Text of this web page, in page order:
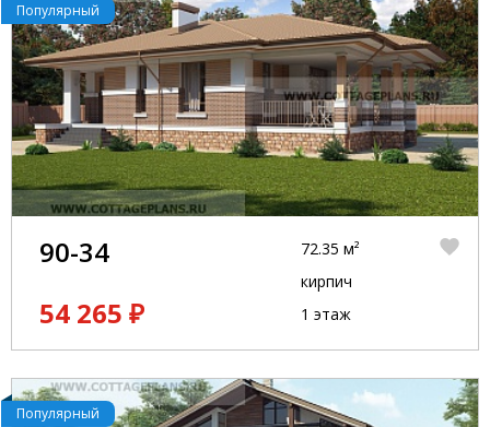
Популярный
90-34
54 265 ₽
72.35 м²
кирпич
1 этаж
Популярный